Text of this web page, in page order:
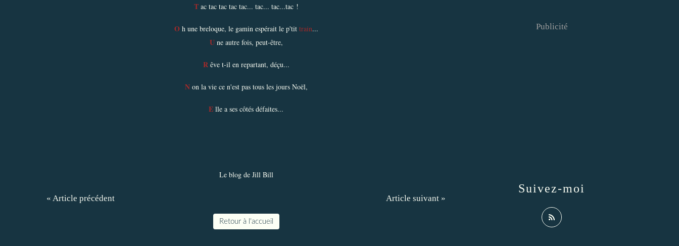
Tac tac tac tac tac... tac... tac...tac !
Oh une breloque, le gamin espérait le p'tit train...
Une autre fois, peut-être,
R êve t-il en repartant, déçu...
Non la vie ce n'est pas tous les jours Noël,
E lle a ses côtés défaites...
Le blog de Jill Bill
« Article précédent Article suivant »
Retour à l'accueil
Suivez-moi
Publicité